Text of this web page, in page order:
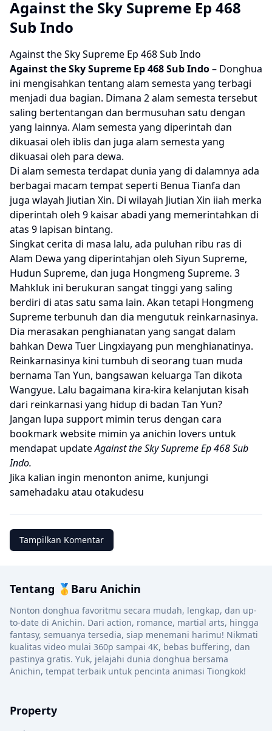
Against the Sky Supreme Ep 468
Sub Indo
Against the Sky Supreme Ep 468 Sub Indo
Against the Sky Supreme Ep 468 Sub Indo– Donghua
ini mengisahkan tentang alam semesta yang terbagi
menjadi dua bagian. Dimana 2 alam semesta tersebut
saling bertentangan dan bermusuhan satu dengan
yang lainnya. Alam semesta yang diperintah dan
dikuasai oleh iblis dan juga alam semesta yang
dikuasai oleh para dewa.
Di alam semesta terdapat dunia yang di dalamnya ada
berbagai macam tempat seperti Benua Tianfa dan
juga wlayah Jiutian Xin. Di wilayah Jiutian Xin iiah merka
diperintah oleh 9 kaisar abadi yang memerintahkan di
atas 9 lapisan bintang.
Singkat cerita di masa lalu, ada puluhan ribu ras di
Alam Dewa yang diperintahjan oleh Siyun Supreme,
Hudun Supreme, dan juga Hongmeng Supreme. 3
Mahkluk ini berukuran sangat tinggi yang saling
berdiri di atas satu sama lain. Akan tetapi Hongmeng
Supreme terbunuh dan dia mengutuk reinkarnasinya.
Dia merasakan penghianatan yang sangat dalam
bahkan Dewa Tuer Lingxiayang pun menghianatinya.
Reinkarnasinya kini tumbuh di seorang tuan muda
bernama Tan Yun, bangsawan keluarga Tan dikota
Wangyue. Lalu bagaimana kira-kira kelanjutan kisah
dari reinkarnasi yang hidup di badan Tan Yun?
Jangan lupa support mimin terus dengan cara
bookmark website mimin ya anichin lovers untuk
mendapat updateAgainst the Sky Supreme Ep 468 Sub
Indo.
Jika kalian ingin menonton anime, kunjungi
samehadaku atau otakudesu
Tampilkan Komentar
Tentang 🥇Baru Anichin
Nonton donghua favoritmu secara mudah, lengkap, dan up-
to-date di Anichin. Dari action, romance, martial arts, hingga
fantasy, semuanya tersedia, siap menemani harimu! Nikmati
kualitas video mulai 360p sampai 4K, bebas buffering, dan
pastinya gratis. Yuk, jelajahi dunia donghua bersama
Anichin, tempat terbaik untuk pencinta animasi Tiongkok!
Property